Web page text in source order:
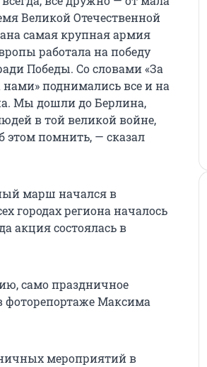
Великой Отечественной
самая крупная армия
работала на победу
Победы. Со словами «За
нами» поднимались все и на
Мы дошли до Берлина,
в той великой войне,
этом помнить, — сказал
марш начался в
городах региона началось
акция состоялась в
само праздничное
фоторепортаже Максима
мероприятий в